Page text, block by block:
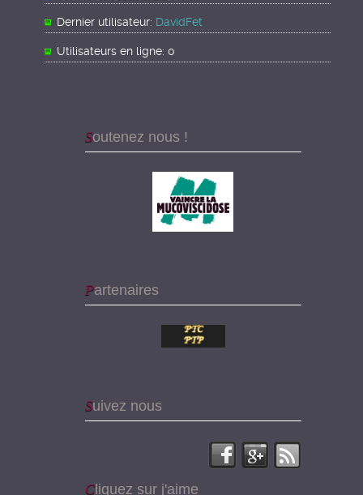
Dernier utilisateur: DavidFet
Utilisateurs en ligne: 0
Soutenez nous !
Partenaires
Suivez nous
Cliquez sur j'aime